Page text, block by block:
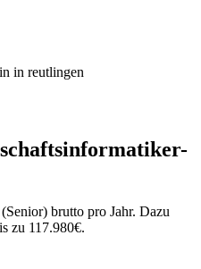
in reutlingen
(Senior) brutto pro Jahr. Dazu
zu 117.980€.